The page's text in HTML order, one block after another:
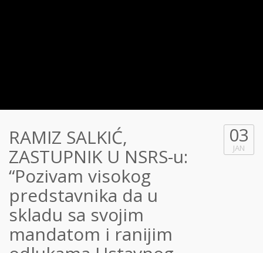
RAMIZ SALKIĆ,
ZASTUPNIK U NSRS-u:
“Pozivam visokog
predstavnika da u
skladu sa svojim
mandatom i ranijim
03
JAN